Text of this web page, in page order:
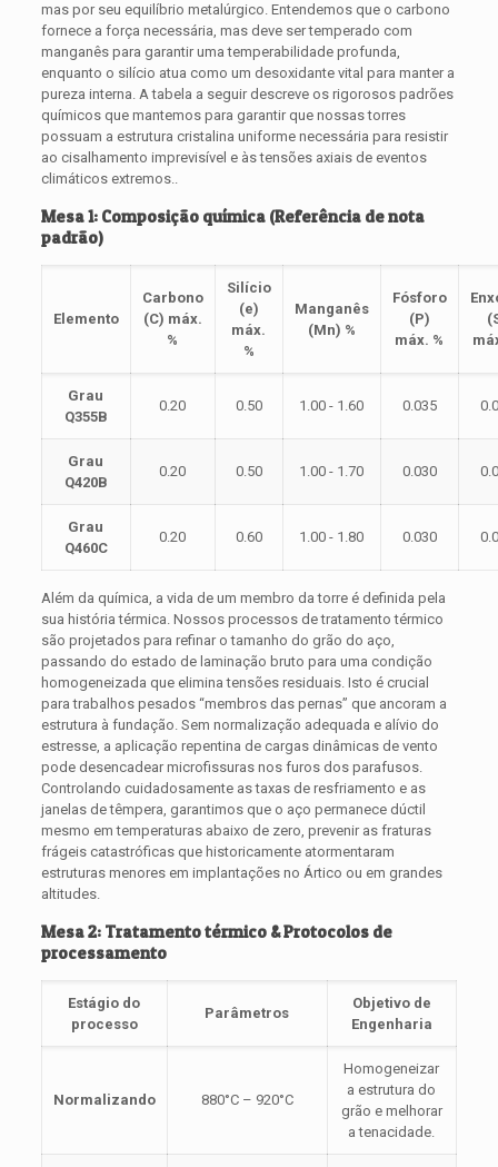
mas por seu equilíbrio metalúrgico. Entendemos que o carbono
fornece a força necessária, mas deve ser temperado com
manganês para garantir uma temperabilidade profunda,
enquanto o silício atua como um desoxidante vital para manter a
pureza interna. A tabela a seguir descreve os rigorosos padrões
químicos que mantemos para garantir que nossas torres
possuam a estrutura cristalina uniforme necessária para resistir
ao cisalhamento imprevisível e às tensões axiais de eventos
climáticos extremos..
Mesa 1: Composição química (Referência de nota
padrão)
Elemento
Carbono
(C) máx.
%
Silício
(e)
máx.
%
Manganês
(Mn) %
Fósforo
(P)
máx. %
Grau
Q355B
0.20 0.50 1.00 - 1.60 0.035
Grau
Q420B
0.20 0.50 1.00 - 1.70 0.030
Grau
Q460C
0.20 0.60 1.00 - 1.80 0.030
Além da química, a vida de um membro da torre é definida pela
sua história térmica. Nossos processos de tratamento térmico
são projetados para refinar o tamanho do grão do aço,
passando do estado de laminação bruto para uma condição
homogeneizada que elimina tensões residuais. Isto é crucial
para trabalhos pesados “membros das pernas” que ancoram a
estrutura à fundação. Sem normalização adequada e alívio do
estresse, a aplicação repentina de cargas dinâmicas de vento
pode desencadear microfissuras nos furos dos parafusos.
Controlando cuidadosamente as taxas de resfriamento e as
janelas de têmpera, garantimos que o aço permanece dúctil
mesmo em temperaturas abaixo de zero, prevenir as fraturas
frágeis catastróficas que historicamente atormentaram
estruturas menores em implantações no Ártico ou em grandes
altitudes.
Mesa 2: Tratamento térmico & Protocolos de
processamento
Estágio do
processo
Parâmetros
Objetivo de
Engenharia
Normalizando 880°C – 920°C
Homogeneizar
a estrutura do
grão e melhorar
a tenacidade.